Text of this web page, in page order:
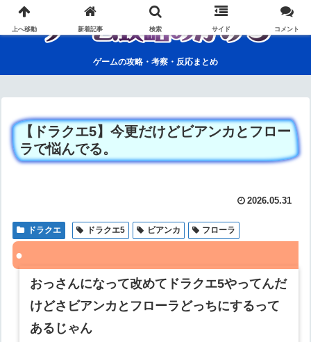
ゲームの攻略・考察・反応まとめ
【ドラクエ5】今更だけどビアンカとフロー
ラで悩んでる。
2026.05.31
ドラクエ ドラクエ5 ビアンカ フローラ
おっさんになって改めてドラクエ5やってんだ
けどさビアンカとフローラどっちにするって
あるじゃん
上へ移動 新着記事 検索 サイド コメント